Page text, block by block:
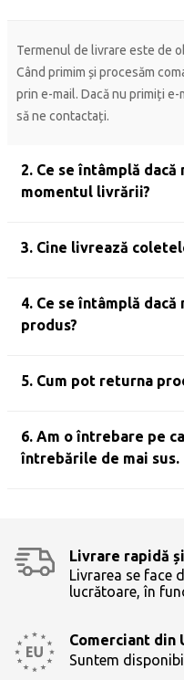
Termenul de livrare este de
Când primim și procesăm
prin e-mail. Dacă nu primiți
să ne contactați.
2. Ce se întâmplă dacă
momentul livrării?
3. Cine livrează
4. Ce se întâmplă
produs?
5. Cum pot returna
6. Am o întrebare pe
întrebările de mai sus.
Livrare rapidă
Livrarea se face
lucrătoare, în
Comerciant din
Suntem